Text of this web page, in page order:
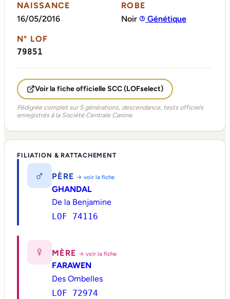
NAISSANCE
16/05/2016
ROBE
Noir
Génétique
N° LOF
79851
Voir la fiche officielle SCC (LOFselect)
Pédigrée complet sur 5 générations, descendance, tests officiels
enregistrés à la Société Centrale Canine.
FILIATION & RATTACHEMENT
♂ PÈRE → voir la fiche
GHANDAL
De la Benjamine
LOF 74116
♀ MÈRE → voir la fiche
FARAWEN
Des Ombelles
LOF 72974